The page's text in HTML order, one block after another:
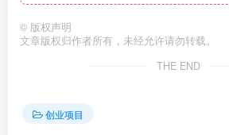
© 版权声明
文章版权归作者所有，未经允许请勿转载。
THE END
创业项目